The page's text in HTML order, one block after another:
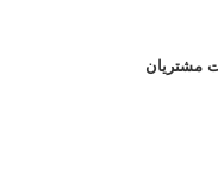
مشتریان